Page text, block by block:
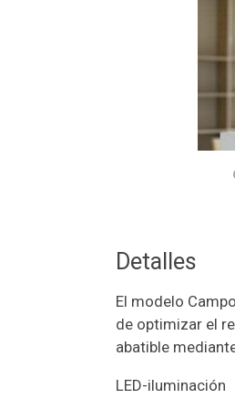
Detalles
El modelo
de optimizar el
abatible
LED-iluminación